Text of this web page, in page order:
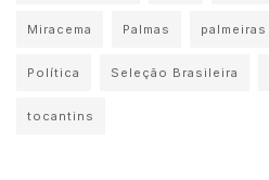
Miracema Palmas palmeiras
Política Seleção Brasileira
tocantins